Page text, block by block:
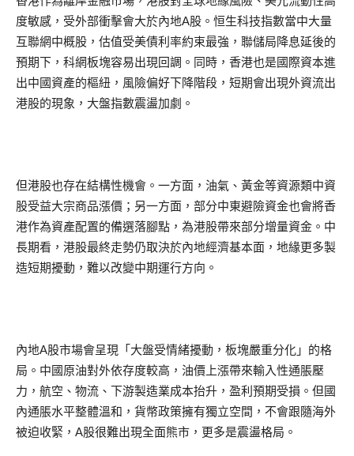
度敏感，受外部衝擊會大於內地A股。恒生科技指數當中大量
互聯網中概股，估值受美債利率約束最強，聯儲局降息延後的
預期下，科網板塊容易出現回調。同時，香港也是國際資本進
出中國資產的樞紐，風險偏好下降階段，短期會出現外資流出
港股的現象，大盤指數震盪加劇。
但港股也存在結構性機會。一方面，油氣、黃金等資源類中資
股受益大宗商品漲價；另一方面，部分中東避險資金也會將香
港作為資產配置的備選落腳點，為港股帶來部分增量資金。中
長期看，港股最終走勢仍取決於內地經濟基本面，地緣更多製
造短期擾動，難以改變中期運行方向。
內地A股市場會呈現「大盤受情緒擾動，板塊嚴重分化」的格
局。中國原油對外依存度較高，油價上漲帶來輸入性通脹壓
力，航空、物流、下游製造業成本抬升，盈利預期受損。但國
內通脹水平整體溫和，貨幣政策擁有獨立空間，不會跟隨海外
被迫收緊，A股很難出現全面熊市，更多是震盪格局。